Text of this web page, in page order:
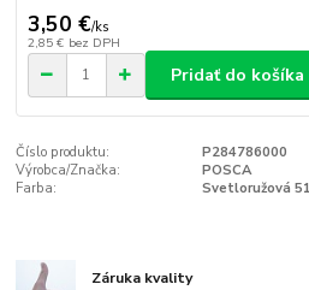
3,50 €/ks
2,85 € bez DPH
Pridať do košíka
Číslo produktu:
P284786000
Výrobca/Značka:
POSCA
Farba:
Svetloružová 51
Záruka kvality